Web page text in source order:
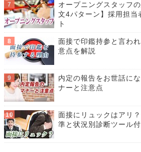
オープニングスタッフ
文4パターン】採用担当
ト
面接で印鑑持参と言わ
意点を解説
内定の報告をお世話に
ナーと注意点
面接にリュックはアリ
準と状況別診断ツール